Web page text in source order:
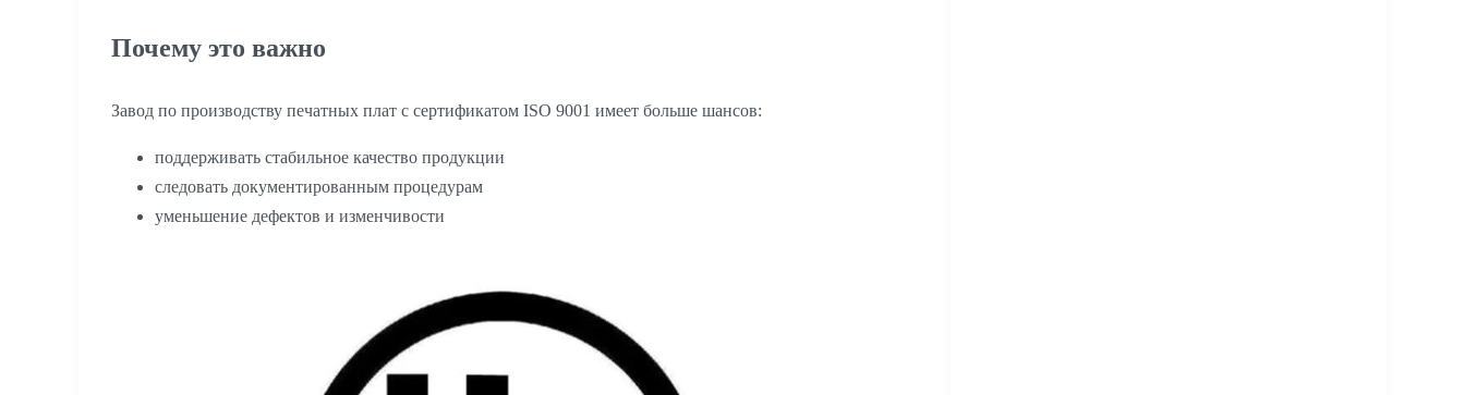
Почему это важно
Завод по производству печатных плат с сертификатом ISO 9001 имеет больше шансов:
поддерживать стабильное качество продукции
следовать документированным процедурам
уменьшение дефектов и изменчивости